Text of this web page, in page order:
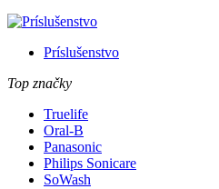
Príslušenstvo
Top značky
Truelife
Oral-B
Panasonic
Philips Sonicare
SoWash